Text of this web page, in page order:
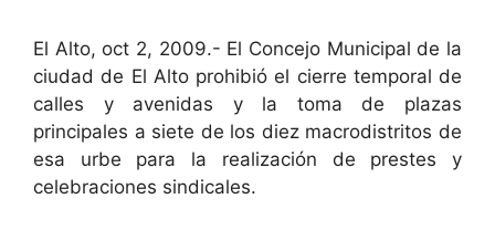
El Alto, oct 2, 2009.- El Concejo Municipal de la
ciudad de El Alto prohibió el cierre temporal de
calles y avenidas y la toma de plazas
principales a siete de los diez macrodistritos de
esa urbe para la realización de prestes y
celebraciones sindicales.